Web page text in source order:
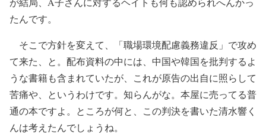
たんです。
そこで方針を変えて、「職場環境配慮義務違反」で攻め
て来た、と。配布資料の中には、中国や韓国を批判するよ
うな書籍も含まれていたが、これが原告の出自に照らして
苦痛や、というわけです。知らんがな。本屋に売ってる普
通の本ですよ。ところが何と、この判決を書いた清水響く
んは考えたんでしょうね。